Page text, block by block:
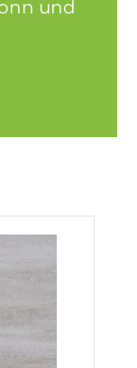
und